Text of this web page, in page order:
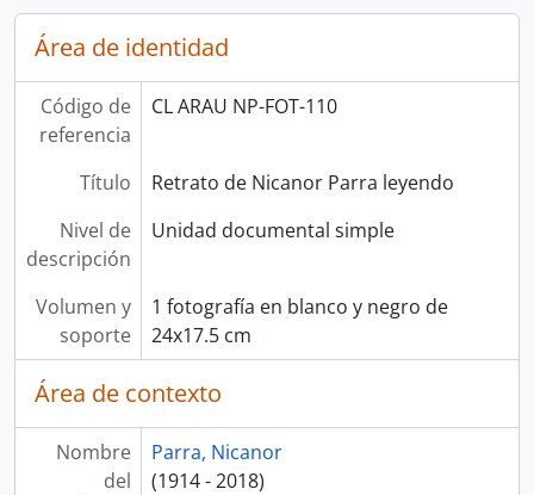
Área de identidad
Código de
referencia
CL ARAU NP-FOT-110
Título
Retrato de Nicanor Parra leyendo
Nivel de
descripción
Unidad documental simple
Volumen y
soporte
1 fotografía en blanco y negro de
24x17.5 cm
Área de contexto
Nombre
del
Parra, Nicanor
(1914 - 2018)